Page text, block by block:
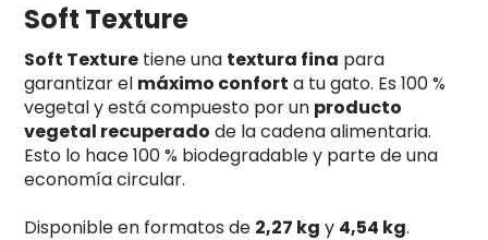
Soft Texture
Soft Texture tiene una textura fina para
garantizar el máximo confort a tu gato. Es 100 %
vegetal y está compuesto por un producto
vegetal recuperado de la cadena alimentaria.
Esto lo hace 100 % biodegradable y parte de una
economía circular.
Disponible en formatos de 2,27 kg y 4,54 kg.